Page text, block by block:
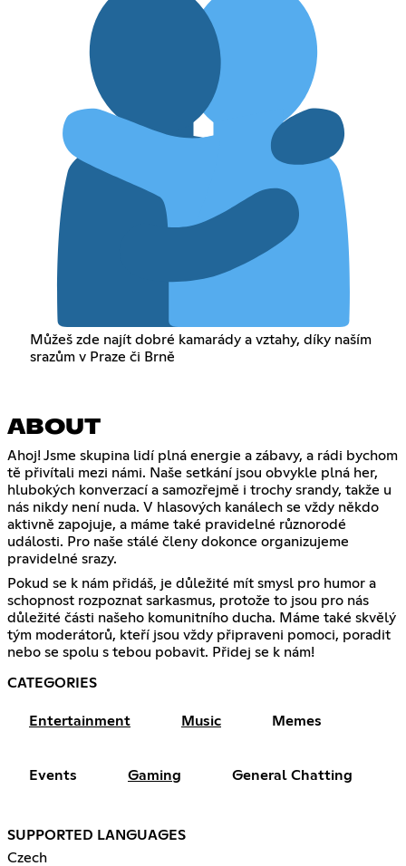
Můžeš zde najít dobré kamarády a vztahy, díky naším
srazům v Praze či Brně
ABOUT
Ahoj! Jsme skupina lidí plná energie a zábavy, a rádi bychom
tě přivítali mezi námi. Naše setkání jsou obvykle plná her,
hlubokých konverzací a samozřejmě i trochy srandy, takže u
nás nikdy není nuda. V hlasových kanálech se vždy někdo
aktivně zapojuje, a máme také pravidelné různorodé
události. Pro naše stálé členy dokonce organizujeme
pravidelné srazy.
Pokud se k nám přidáš, je důležité mít smysl pro humor a
schopnost rozpoznat sarkasmus, protože to jsou pro nás
důležité části našeho komunitního ducha. Máme také skvělý
tým moderátorů, kteří jsou vždy připraveni pomoci, poradit
nebo se spolu s tebou pobavit. Přidej se k nám!
CATEGORIES
Entertainment Music Memes
Events Gaming General Chatting
SUPPORTED LANGUAGES
Czech